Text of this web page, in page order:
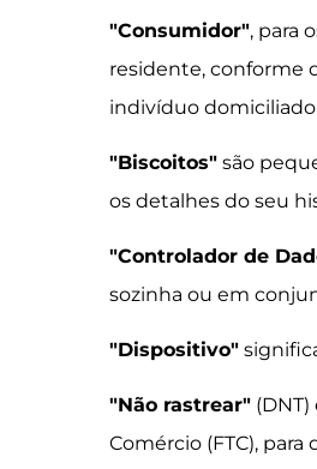
"Consumidor", para
residente, conforme
indivíduo domiciliado
"Biscoitos" são
os detalhes do seu
"Controlador de
sozinha ou em
"Dispositivo"
"Não rastrear"
Comércio (FTC),